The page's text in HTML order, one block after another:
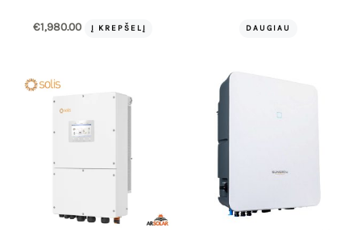
€1,980.00 Į KREPŠELĮ DAUGIAU